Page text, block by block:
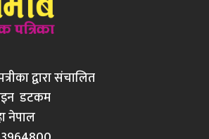
द्वारा संचालित
डटकम
नेपाल